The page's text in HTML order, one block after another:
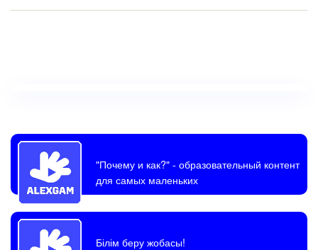
"Почему и как?"- образовательный контент
для самых маленьких
Білім беру жобасы!